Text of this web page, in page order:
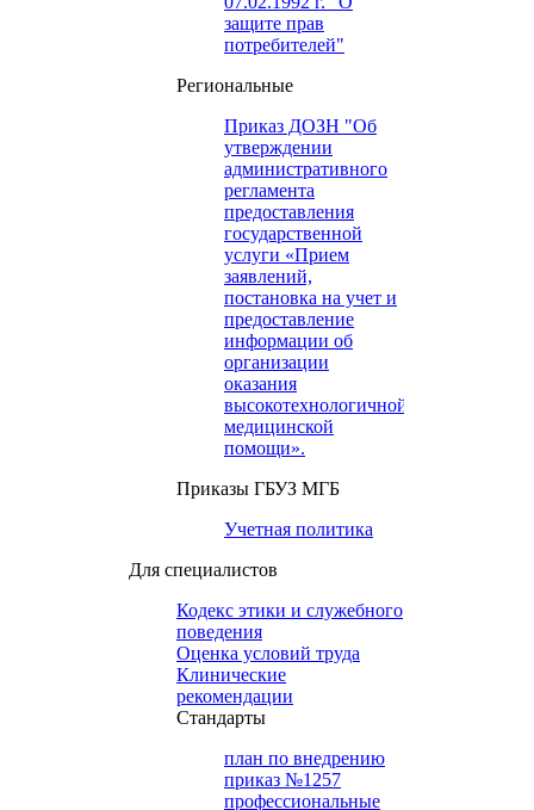
защите прав
потребителей"
Региональные
Приказ ДОЗН "Об
утверждении
административного
регламента
предоставления
государственной
услуги «Прием
заявлений,
постановка на учет и
предоставление
информации об
организации
оказания
высокотехнологичной
медицинской
помощи».
Приказы ГБУЗ МГБ
Учетная политика
Для специалистов
Кодекс этики и служебного
поведения
Оценка условий труда
Клинические
рекомендации
Cтандарты
план по внедрению
приказ №1257
профессиональные